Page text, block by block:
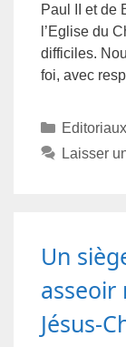
Paul II et de
l’Eglise du
difficiles.
foi, avec
Editoriaux
Laisser
Un
asseoir
Jésus-